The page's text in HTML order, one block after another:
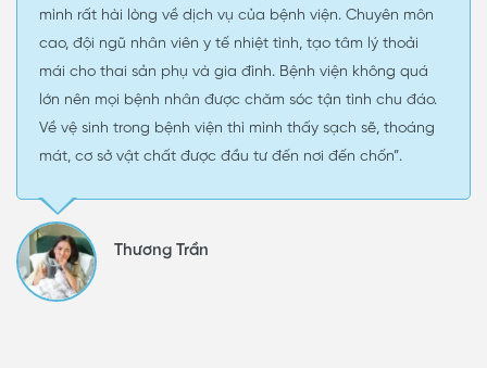
mình rất hài lòng về dịch vụ của bệnh viện. Chuyên môn
cao, đội ngũ nhân viên y tế nhiệt tình, tạo tâm lý thoải
mái cho thai sản phụ và gia đình. Bệnh viện không quá
lớn nên mọi bệnh nhân được chăm sóc tận tình chu đáo.
Về vệ sinh trong bệnh viện thì mình thấy sạch sẽ, thoáng
mát, cơ sở vật chất được đầu tư đến nơi đến chốn”.
Thương Trần